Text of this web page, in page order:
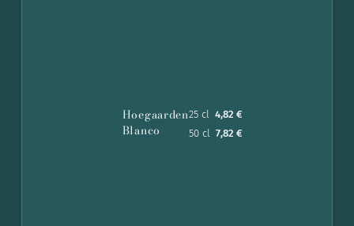
Hoegaarden
Blanco
25 cl
4,82 €
50 cl 7,82 €